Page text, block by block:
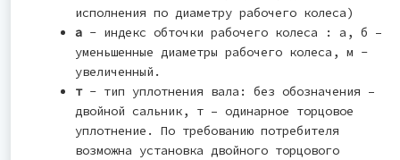
исполнения по диаметру рабочего колеса)
а - индекс обточки рабочего колеса : а, б –
уменьшенные диаметры рабочего колеса, м -
увеличенный.
т- тип уплотнения вала: без обозначения –
двойной сальник, т – одинарное торцовое
уплотнение. По требованию потребителя
возможна установка двойного торцового